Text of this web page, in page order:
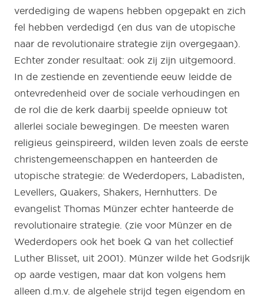
verdediging de wapens hebben opgepakt en zich
fel hebben verdedigd (en dus van de utopische
naar de revolutionaire strategie zijn overgegaan).
Echter zonder resultaat: ook zij zijn uitgemoord.
In de zestiende en zeventiende eeuw leidde de
ontevredenheid over de sociale verhoudingen en
de rol die de kerk daarbij speelde opnieuw tot
allerlei sociale bewegingen. De meesten waren
religieus geinspireerd, wilden leven zoals de eerste
christengemeenschappen en hanteerden de
utopische strategie: de Wederdopers, Labadisten,
Levellers, Quakers, Shakers, Hernhutters. De
evangelist Thomas Münzer echter hanteerde de
revolutionaire strategie. (zie voor Münzer en de
Wederdopers ook het boek Q van het collectief
Luther Blisset, uit 2001). Münzer wilde het Godsrijk
op aarde vestigen, maar dat kon volgens hem
alleen d.m.v. de algehele strijd tegen eigendom en